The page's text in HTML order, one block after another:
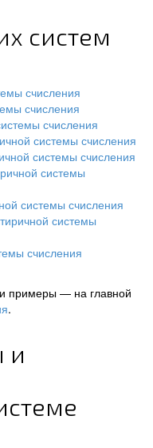
систем
счисления
счисления
счисления
системы счисления
системы счисления
системы
системы счисления
системы
счисления
и примеры — на главной
.
и